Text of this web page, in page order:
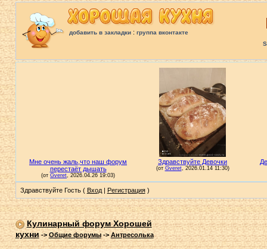
добавить в закладки: группа вконтакте
Здравствуйте Гость ( Вход| Регистрация)
Кулинарный форум Хорошей
кухни->Общие форумы-> Антресолька